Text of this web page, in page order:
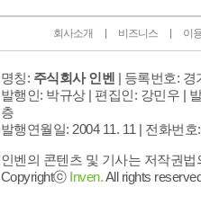
회사소개 비즈니스 이
명칭: 주식회사 인벤 | 등록번호: 경
발행인: 박규상 | 편집인: 강민우 |
층
발행연월일: 2004 11. 11 | 전화번호
인벤의 콘텐츠 및 기사는 저작권
Copyrightⓒ Inven.All rights